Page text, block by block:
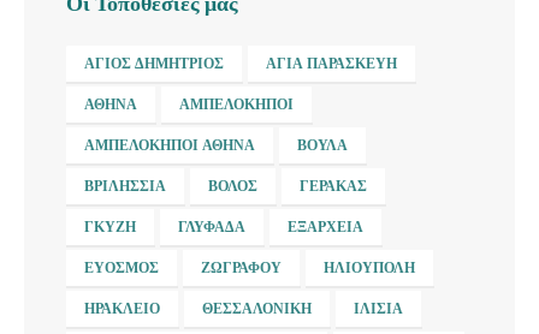
ΆΓΙΟΣ ΔΗΜΉΤΡΙΟΣ ΑΓΊΑ ΠΑΡΑΣΚΕΥΉ
ΑΘΉΝΑ ΑΜΠΕΛΌΚΗΠΟΙ
ΑΜΠΕΛΌΚΗΠΟΙ ΑΘΉΝΑ ΒΟΎΛΑ
ΒΡΙΛΉΣΣΙΑ ΒΌΛΟΣ ΓΈΡΑΚΑΣ
ΓΚΎΖΗ ΓΛΥΦΆΔΑ ΕΞΆΡΧΕΙΑ
ΕΎΟΣΜΟΣ ΖΩΓΡΆΦΟΥ ΗΛΙΟΎΠΟΛΗ
ΗΡΆΚΛΕΙΟ ΘΕΣΣΑΛΟΝΊΚΗ ΙΛΊΣΙΑ